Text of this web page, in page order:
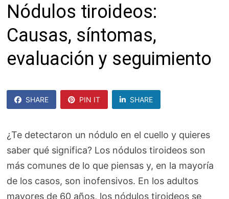
Nódulos tiroideos:
Causas, síntomas,
evaluación y seguimiento
SHARE PIN IT SHARE
¿Te detectaron un nódulo en el cuello y quieres
saber qué significa? Los nódulos tiroideos son
más comunes de lo que piensas y, en la mayoría
de los casos, son inofensivos. En los adultos
mayores de 60 años, los nódulos tiroideos se